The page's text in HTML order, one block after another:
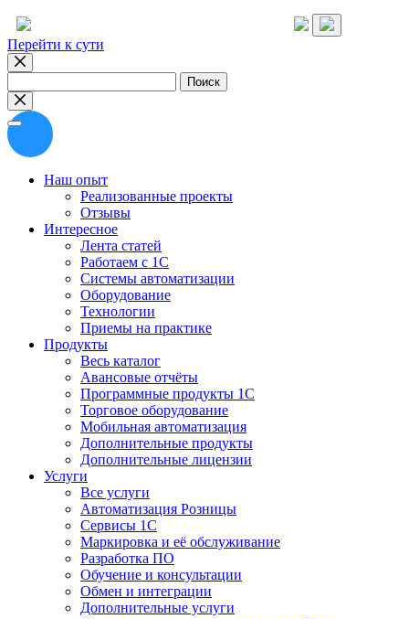
Перейти к сути
Наш опыт
Реализованные проекты
Отзывы
Интересное
Лента статей
Работаем с 1С
Системы автоматизации
Оборудование
Технологии
Приемы на практике
Продукты
Весь каталог
Авансовые отчёты
Программные продукты 1С
Торговое оборудование
Мобильная автоматизация
Дополнительные продукты
Дополнительные лицензии
Услуги
Все услуги
Автоматизация Розницы
Сервисы 1С
Маркировка и её обслуживание
Разработка ПО
Обучение и консультации
Обмен и интеграции
Дополнительные услуги